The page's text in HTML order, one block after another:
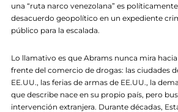
una “ruta narco venezolana” es
desacuerdo geopolítico en un expediente
público para la escalada.
Lo llamativo es que Abrams nunca mira
frente del comercio de drogas: las ciudades
EE.UU., las ferias de armas de EE.UU., la
que describe nace en su propio país, pero
intervención extranjera. Durante décadas,